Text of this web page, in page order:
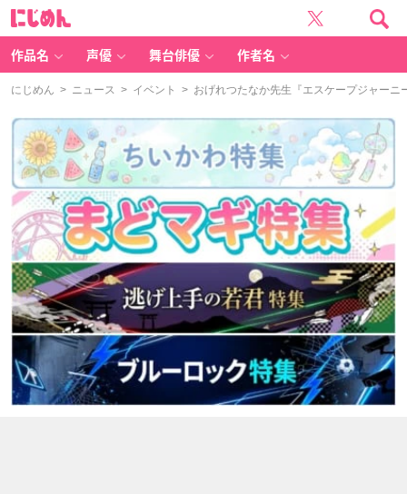
作品名 声優 舞台俳優 作者名
にじめん > ニュース > イベント > おげれつたなか先生『エスケープジャーニ